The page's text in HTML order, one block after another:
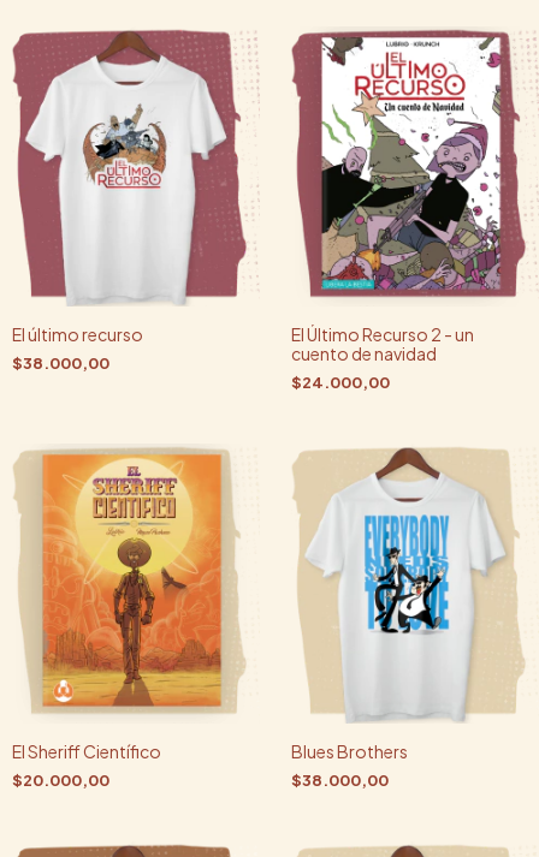
El último recurso
$38.000,00
El Último Recurso 2 - un
cuento de navidad
$24.000,00
El Sheriff Científico
$20.000,00
Blues Brothers
$38.000,00